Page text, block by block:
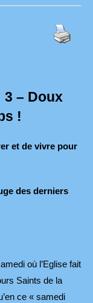
3 – Doux
!
et de vivre pour
des derniers
où l’Eglise fait
Saints de la
ce « samedi